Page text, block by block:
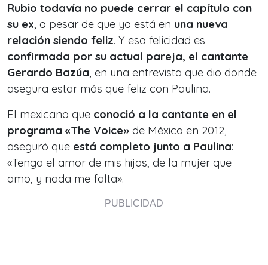
Rubio todavía no puede cerrar el capítulo con
su ex, a pesar de que ya está en una nueva
relación siendo feliz. Y esa felicidad es
confirmada por su actual pareja, el cantante
Gerardo Bazúa, en una entrevista que dio donde
asegura estar más que feliz con Paulina.
El mexicano que conoció a la cantante en el
programa «The Voice» de México en 2012,
aseguró que está completo junto a Paulina:
«Tengo el amor de mis hijos, de la mujer que
amo, y nada me falta».